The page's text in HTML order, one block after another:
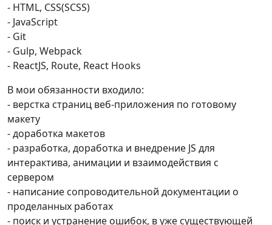
- HTML, CSS(SCSS)
- JavaScript
- Git
- Gulp, Webpack
- ReactJS, Route, React Hooks
В мои обязанности входило:
- верстка страниц веб-приложения по готовому
макету
- доработка макетов
- разработка, доработка и внедрение JS для
интерактива, анимации и взаимодействия с
сервером
- написание сопроводительной документации о
проделанных работах
- поиск и устранение ошибок, в уже существующей